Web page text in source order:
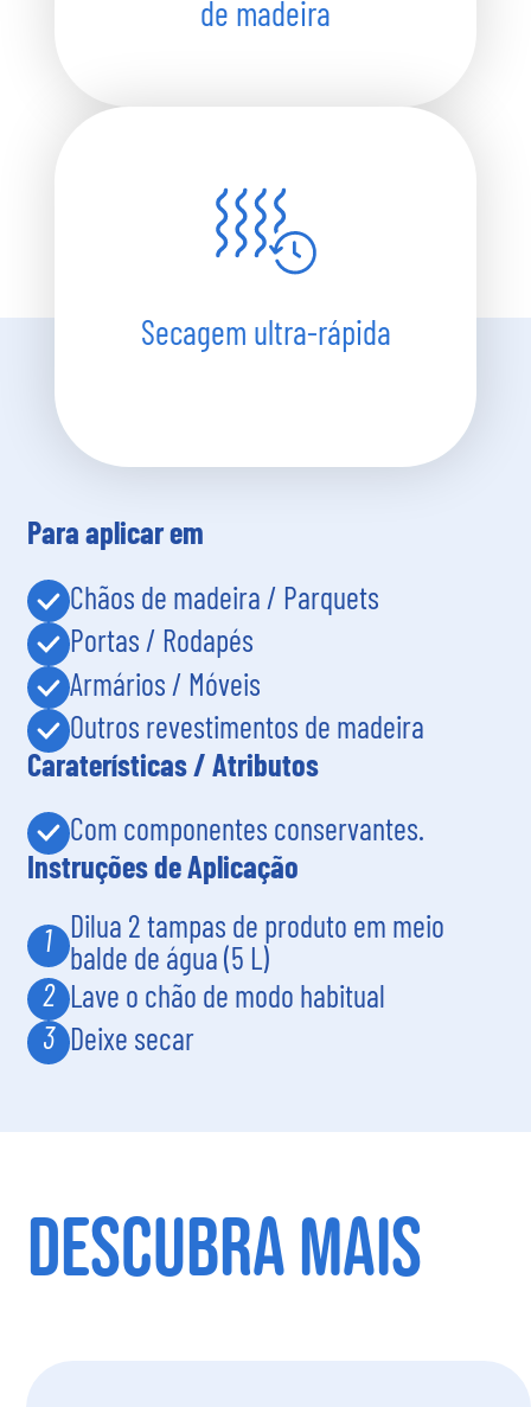
de madeira
Secagem ultra-rápida
Para aplicar em
Chãos de madeira / Parquets
Portas / Rodapés
Armários / Móveis
Outros revestimentos de madeira
Caraterísticas / Atributos
Com componentes conservantes.
Instruções de Aplicação
1
Dilua 2 tampas de produto em meio
balde de água (5 L)
2 Lave o chão de modo habitual
3 Deixe secar
DESCUBRA MAIS